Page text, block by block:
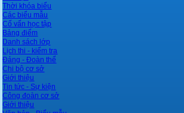
Thời khóa biểu
Các biểu mẫu
Cố vấn học tập
Bảng điểm
Danh sách lớp
Lịch thi - kiểm tra
Đảng - Đoàn thể
Chi bộ cơ sở
Giới thiệu
Tin tức - Sự kiện
Công đoàn cơ sở
Giới thiệu